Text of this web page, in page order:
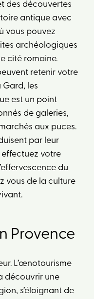
des découvertes
antique avec
vous pouvez
archéologiques
cité romaine.
retenir votre
les
est un point
de galeries,
aux puces.
par leur
effectuez votre
du
vous de la culture
Provence
L’œnotourisme
découvrir une
s’éloignant de